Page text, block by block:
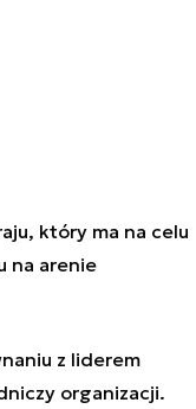
który ma na celu
na arenie
z liderem
organizacji.